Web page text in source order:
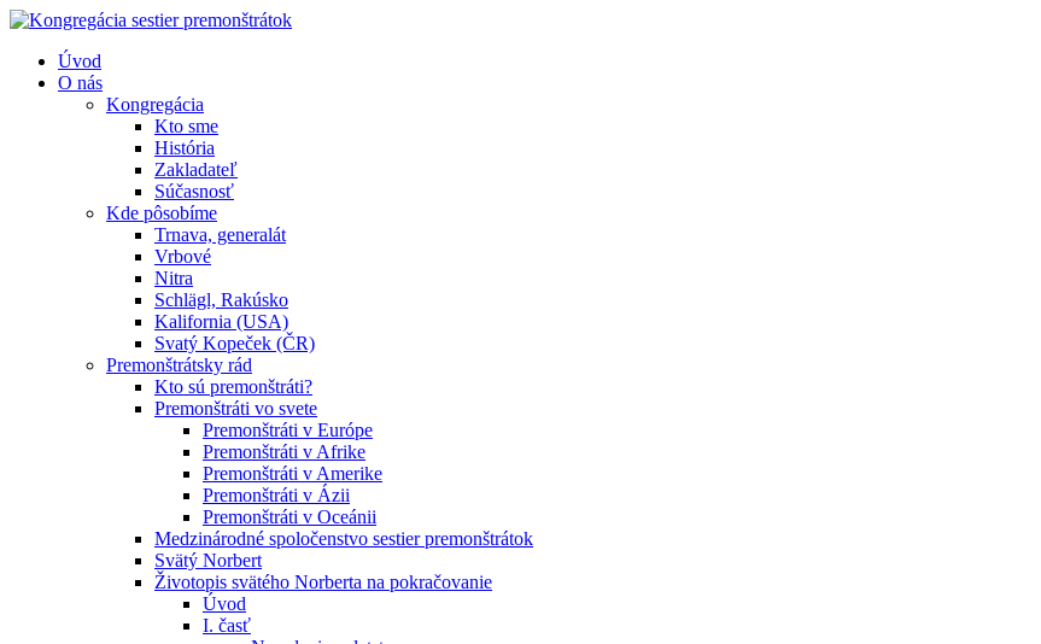
Úvod
O nás
Kongregácia
Kto sme
História
Zakladateľ
Súčasnosť
Kde pôsobíme
Trnava, generalát
Vrbové
Nitra
Schlägl, Rakúsko
Kalifornia (USA)
Svatý Kopeček (ČR)
Premonštrátsky rád
Kto sú premonštráti?
Premonštráti vo svete
Premonštráti v Európe
Premonštráti v Afrike
Premonštráti v Amerike
Premonštráti v Ázii
Premonštráti v Oceánii
Medzinárodné spoločenstvo sestier premonštrátok
Svätý Norbert
Životopis svätého Norberta na pokračovanie
Úvod
I. časť